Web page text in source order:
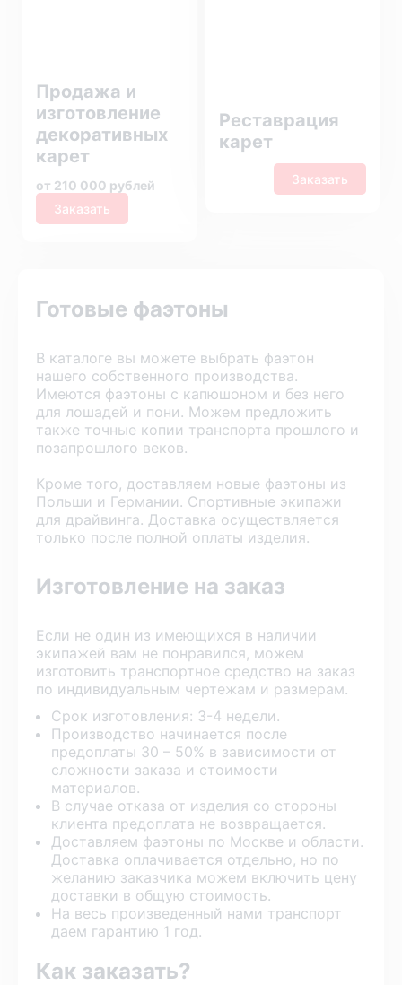
Продажа и
изготовление
декоративных
карет
от 210 000 рублей
Заказать
Реставрация
карет
Заказать
Готовые фаэтоны
В каталоге вы можете выбрать фаэтон
нашего собственного производства.
Имеются фаэтоны с капюшоном и без него
для лошадей и пони. Можем предложить
также точные копии транспорта прошлого и
позапрошлого веков.
Кроме того, доставляем новые фаэтоны из
Польши и Германии. Спортивные экипажи
для драйвинга. Доставка осуществляется
только после полной оплаты изделия.
Изготовление на заказ
Если не один из имеющихся в наличии
экипажей вам не понравился, можем
изготовить транспортное средство на заказ
по индивидуальным чертежам и размерам.
Срок изготовления: 3-4 недели.
Производство начинается после
предоплаты 30 – 50% в зависимости от
сложности заказа и стоимости
материалов.
В случае отказа от изделия со стороны
клиента предоплата не возвращается.
Доставляем фаэтоны по Москве и области.
Доставка оплачивается отдельно, но по
желанию заказчика можем включить цену
доставки в общую стоимость.
На весь произведенный нами транспорт
даем гарантию 1 год.
Как заказать?